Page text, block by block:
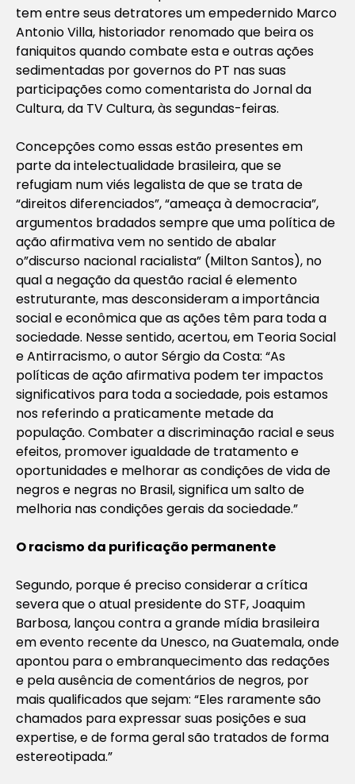
tem entre seus detratores um empedernido Marco
Antonio Villa, historiador renomado que beira os
faniquitos quando combate esta e outras ações
sedimentadas por governos do PT nas suas
participações como comentarista do Jornal da
Cultura, da TV Cultura, às segundas-feiras.
Concepções como essas estão presentes em
parte da intelectualidade brasileira, que se
refugiam num viés legalista de que se trata de
“direitos diferenciados”, “ameaça à democracia”,
argumentos bradados sempre que uma política de
ação afirmativa vem no sentido de abalar
o”discurso nacional racialista” (Milton Santos), no
qual a negação da questão racial é elemento
estruturante, mas desconsideram a importância
social e econômica que as ações têm para toda a
sociedade. Nesse sentido, acertou, em Teoria Social
e Antirracismo, o autor Sérgio da Costa: “As
políticas de ação afirmativa podem ter impactos
significativos para toda a sociedade, pois estamos
nos referindo a praticamente metade da
população. Combater a discriminação racial e seus
efeitos, promover igualdade de tratamento e
oportunidades e melhorar as condições de vida de
negros e negras no Brasil, significa um salto de
melhoria nas condições gerais da sociedade.”
O racismo da purificação permanente
Segundo, porque é preciso considerar a crítica
severa que o atual presidente do STF, Joaquim
Barbosa, lançou contra a grande mídia brasileira
em evento recente da Unesco, na Guatemala, onde
apontou para o embranquecimento das redações
e pela ausência de comentários de negros, por
mais qualificados que sejam: “Eles raramente são
chamados para expressar suas posições e sua
expertise, e de forma geral são tratados de forma
estereotipada.”